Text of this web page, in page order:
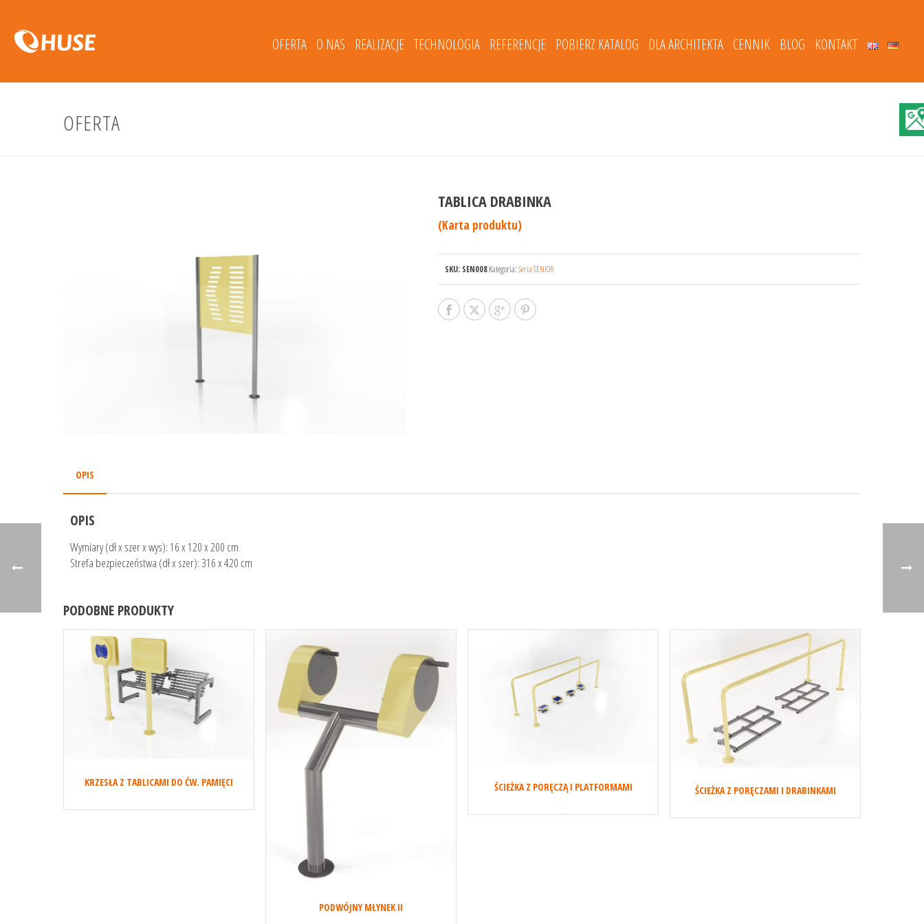
OFERTA O NAS REALIZACJE TECHNOLOGIA REFERENCJE POBIERZ KATALOG DLA ARCHITEKTA CENNIK BLOG KONTAKT
OFERTA
TABLICA DRABINKA
(Karta produktu)
SKU: SEN008Kategoria:Seria SENIOR
OPIS
OPIS
Wymiary (dł x szer x wys): 16 x 120 x 200 cm
Strefa bezpieczeństwa (dł x szer): 316 x 420 cm
PODOBNE PRODUKTY
KRZESŁA Z TABLICAMI DO ĆW. PAMIĘCI
PODWÓJNY MŁYNEK II
ŚCIEŻKA Z PORĘCZĄ I PLATFORMAMI ŚCIEŻKA Z PORĘCZAMI I DRABINKAMI